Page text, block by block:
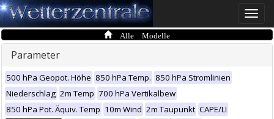
Toggle
Alle Modelle
Parameter
500 hPa Geopot. Höhe 850 hPa Temp. 850 hPa Stromlinien
Niederschlag 2m Temp 700 hPa Vertikalbew
850 hPa Pot. Äquiv. Temp 10m Wind 2m Taupunkt CAPE/LI